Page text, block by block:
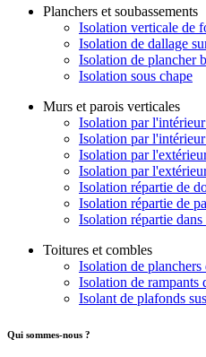
Planchers et soubassements
Isolation verticale de
Isolation de dallage
Isolation de plancher
Isolation sous chape
Murs et parois verticales
Isolation par
Isolation par
Isolation par
Isolation par
Isolation répartie de
Isolation répartie de
Isolation répartie
Toitures et combles
Isolation de planchers
Isolation de rampants
Isolant de plafonds
Qui sommes-nous ?